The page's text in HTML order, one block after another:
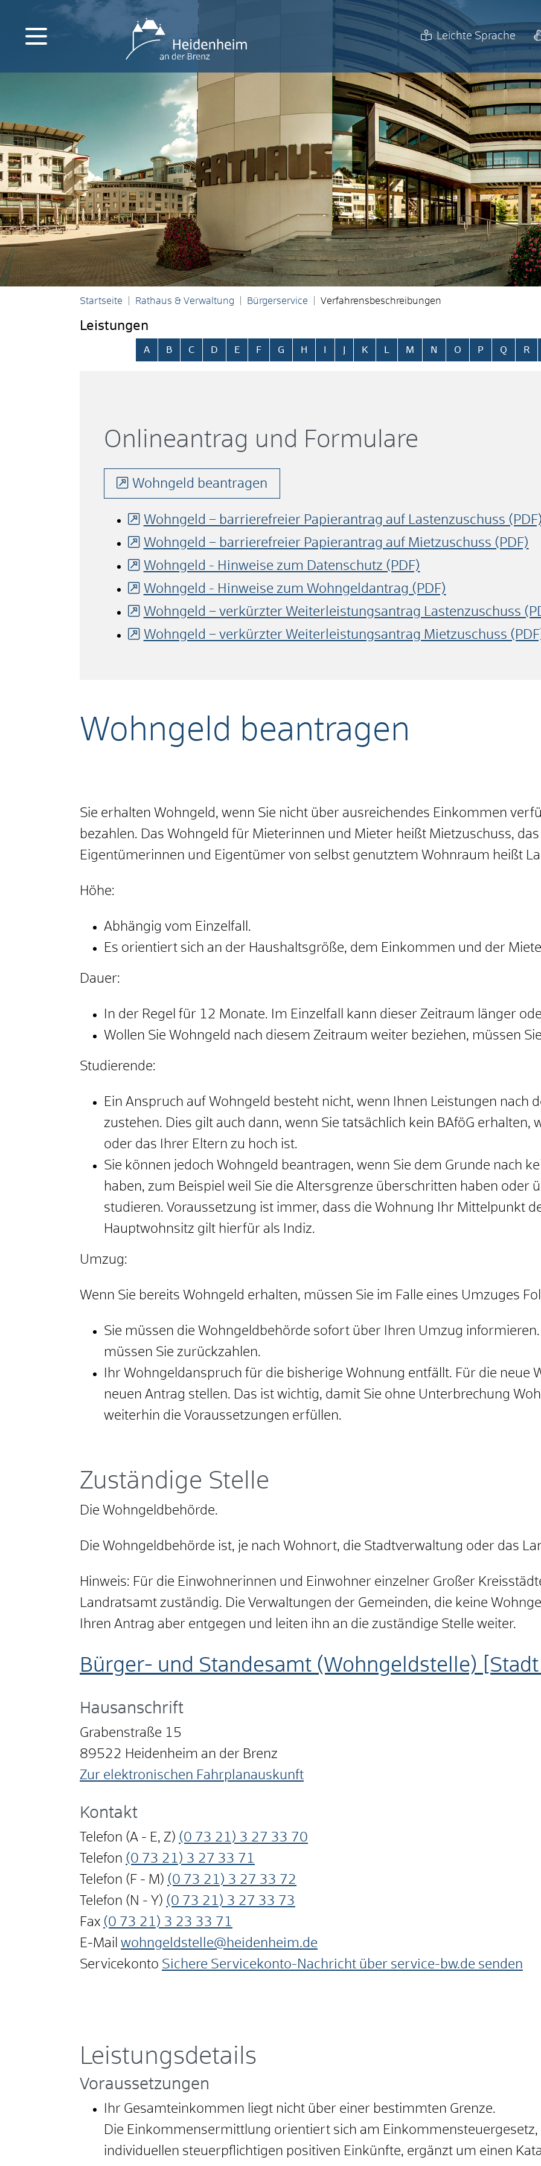
Leichte Sprache
Startseite Rathaus & Verwaltung Bürgerservice Verfahrensbeschreibungen
Leistungen
Alphabetisches Register überspringen
A B C D E F G H K M N O P Q R
Wohngeld beantragen
Sie erhalten Wohngeld, wenn Sie nicht über ausreichendes Einkommen
bezahlen. Das Wohngeld für Mieterinnen und Mieter heißt Mietzuschuss,
Eigentümerinnen und Eigentümer von selbst genutztem Wohnraum heißt
Höhe:
Abhängig vom Einzelfall.
Es orientiert sich an der Haushaltsgröße, dem Einkommen und der
Dauer:
In der Regel für 12 Monate. Im Einzelfall kann dieser Zeitraum länger
Wollen Sie Wohngeld nach diesem Zeitraum weiter beziehen, müssen
Studierende:
Ein Anspruch auf Wohngeld besteht nicht, wenn Ihnen Leistungen nach
zustehen. Dies gilt auch dann, wenn Sie tatsächlich kein BAföG erhalten,
oder das Ihrer Eltern zu hoch ist.
Sie können jedoch Wohngeld beantragen, wenn Sie dem Grunde nach
haben, zum Beispiel weil Sie die Altersgrenze überschritten haben oder
studieren. Voraussetzung ist immer, dass die Wohnung Ihr Mittelpunkt
Hauptwohnsitz gilt hierfür als Indiz.
Umzug:
Wenn Sie bereits Wohngeld erhalten, müssen Sie im Falle eines Umzuges
Sie müssen die Wohngeldbehörde sofort über Ihren Umzug
müssen Sie zurückzahlen.
Ihr Wohngeldanspruch für die bisherige Wohnung entfällt. Für die neue
neuen Antrag stellen. Das ist wichtig, damit Sie ohne Unterbrechung
weiterhin die Voraussetzungen erfüllen.
Onlineantrag und Formulare
Wohngeld beantragen
Wohngeld – barrierefreier Papierantrag auf Lastenzuschuss (PDF)
Wohngeld – barrierefreier Papierantrag auf Mietzuschuss (PDF)
Wohngeld - Hinweise zum Datenschutz (PDF)
Wohngeld - Hinweise zum Wohngeldantrag (PDF)
Wohngeld – verkürzter Weiterleistungsantrag Lastenzuschuss
Wohngeld – verkürzter Weiterleistungsantrag Mietzuschuss
Zuständige Stelle
Die Wohngeldbehörde.
Die Wohngeldbehörde ist, je nach Wohnort, die Stadtverwaltung oder das
Hinweis: Für die Einwohnerinnen und Einwohner einzelner Großer
Landratsamt zuständig. Die Verwaltungen der Gemeinden, die keine
Ihren Antrag aber entgegen und leiten ihn an die zuständige Stelle weiter.
Bürger- und Standesamt (Wohngeldstelle) [Stadt
Hausanschrift
Grabenstraße 15
89522 Heidenheim an der Brenz
Zur elektronischen Fahrplanauskunft
Kontakt
Telefon (A - E, Z) (0 73 21) 3 27 33 70
Telefon (0 73 21) 3 27 33 71
Telefon (F - M) (0 73 21) 3 27 33 72
Telefon (N - Y) (0 73 21) 3 27 33 73
Fax (0 73 21) 3 23 33 71
E-Mail wohngeldstelle@heidenheim.de
Servicekonto Sichere Servicekonto-Nachricht über service-bw.de senden
Leistungsdetails
Voraussetzungen
Ihr Gesamteinkommen liegt nicht über einer bestimmten Grenze.
Die Einkommensermittlung orientiert sich am
individuellen steuerpflichtigen positiven Einkünfte, ergänzt um einen